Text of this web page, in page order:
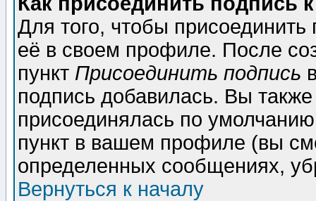
Для того, чтобы
её в своем профиле. После
пункт Присоединить подпись
подпись добавилась. Вы
присоединялась по
пункт в вашем профиле (вы
определенных сообщениях,
Вернуться к началу